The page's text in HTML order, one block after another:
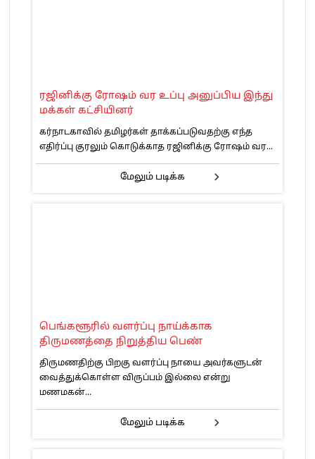
ரஜினிக்கு ரோஷம் வர உப்பு அனுப்பிய இந்து
மக்கள் கட்சியினர்
கர்நாடகாவில் தமிழர்கள் தாக்கப்படுவதற்கு எந்த
எதிர்ப்பு குரலும் கொடுக்காத ரஜினிக்கு ரோஷம் வர...
மேலும் படிக்க
பெங்களூரில் வளர்ப்பு நாய்க்காக
திருமணத்தை நிறுத்திய பெண்
திருமணதிற்கு பிறகு வளர்ப்பு நாயை அவர்களுடன்
வைத்துக்கொள்ள விருப்பம் இல்லை என்று
மணமகன்...
மேலும் படிக்க